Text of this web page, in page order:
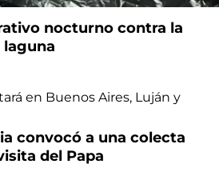
nocturno contra la
laguna
convocó a una colecta
del Papa